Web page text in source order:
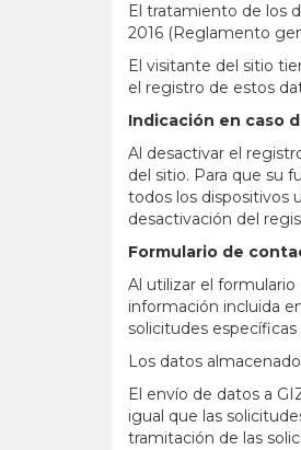
El tratamiento de los
2016 (Reglamento
El visitante del sitio
el registro de estos
Indicación en caso
Al desactivar el
del sitio. Para que su
todos los dispositivos
desactivación del
Formulario de
Al utilizar el
información incluida
solicitudes
Los datos
El envío de datos a
igual que las
tramitación de las